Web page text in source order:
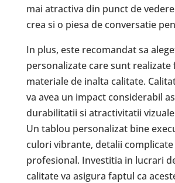
mai atractiva din punct de
crea si o piesa de conversatie
In plus, este recomandat sa
personalizate care sunt realizate
materiale de inalta calitate.
va avea un impact considerabil
durabilitatii si atractivitatii vizuale
Un tablou personalizat bine
culori vibrante, detalii
profesional. Investitia in lucrari
calitate va asigura faptul ca